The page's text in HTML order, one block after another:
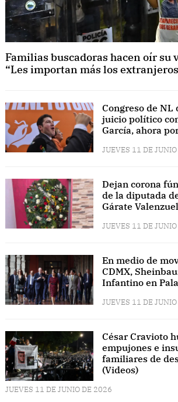
Familias buscadoras hacen oír su
“Les importan más los
Congreso de NL
juicio político
García, ahora
JUEVES 11 DE
Dejan corona
de la diputada
Gárate
JUEVES 11 DE
En medio de
CDMX,
Infantino en
JUEVES 11 DE
César Cravioto
empujones e
familiares de
(Videos)
JUEVES 11 DE JUNIO DE 2026